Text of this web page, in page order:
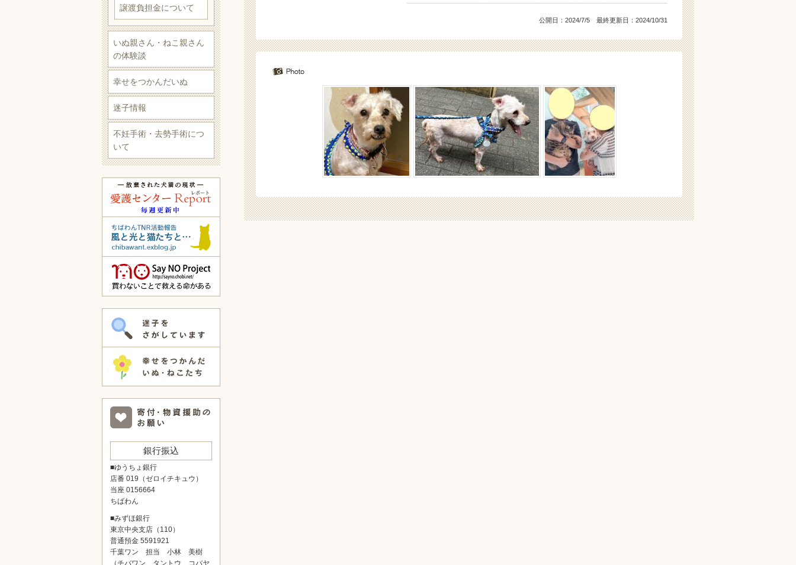
公開日： 2024/7/5 最終更新日：2024/10/31
譲渡負担金について
いぬ親さん・ねこ親さん
の体験談
幸せをつかんだいぬ
迷子情報
不妊手術・去勢手術につ
いて
銀行振込
■ゆうちょ銀行
店番 019（ゼロイチキュウ）
当座 0156664
ちばわん
■みずほ銀行
東京中央支店（110）
普通預金 5591921
千葉ワン 担当 小林 美樹
（チバワン タントウ コバヤ